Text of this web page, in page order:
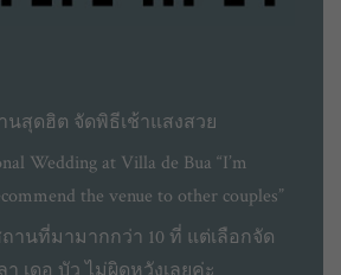
นสุดฮิต จัดพิธีเช้าแสงสวย
Wedding at Villa de Bua “I’m
the venue to other couples”
ถานที่มามากกว่า 10 ที่ แต่เลือกจัด